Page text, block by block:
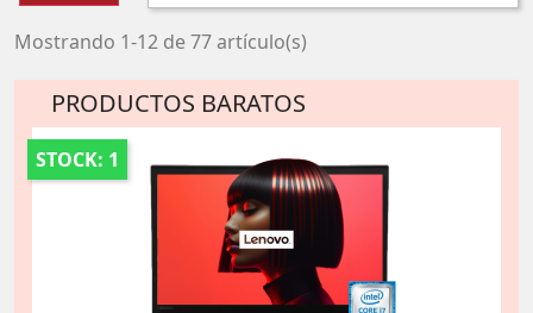
Mostrando 1-12 de 77 artículo(s)
PRODUCTOS BARATOS
STOCK: 1